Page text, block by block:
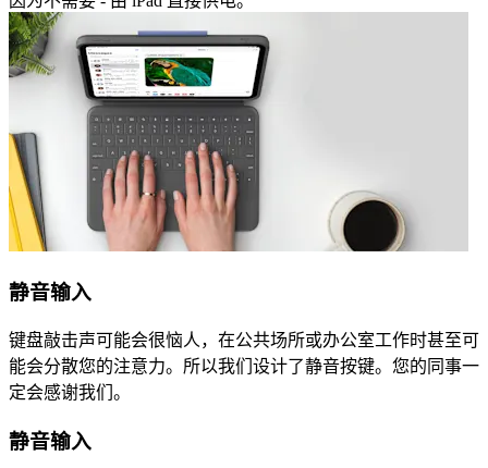
静音输入
键盘敲击声可能会很恼人，在公共场所或办公室工作时甚至可
能会分散您的注意力。所以我们设计了静音按键。您的同事一
定会感谢我们。
静音输入